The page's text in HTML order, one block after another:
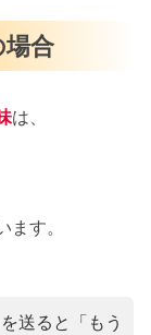
合
は、
ます。
送ると「もう